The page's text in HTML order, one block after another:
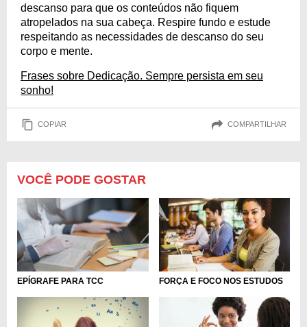
descanso para que os conteúdos não fiquem
atropelados na sua cabeça. Respire fundo e estude
respeitando as necessidades de descanso do seu
corpo e mente.
Frases sobre Dedicação. Sempre persista em seu
sonho!
COPIAR COMPARTILHAR
VOCÊ PODE GOSTAR
EPÍGRAFE PARA TCC FORÇA E FOCO NOS ESTUDOS